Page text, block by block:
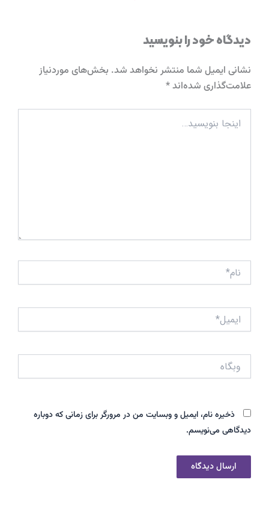
دیدگاه‌ خود را بنویسید
نشانی ایمیل شما منتشر نخواهد شد. بخش‌های موردنیاز
علامت‌گذاری شده‌اند*
بنویسید…
ایمیل*
ذخیره نام، ایمیل و وبسایت من در مرورگر برای زمانی که دوباره
دیدگاهی می‌نویسم.